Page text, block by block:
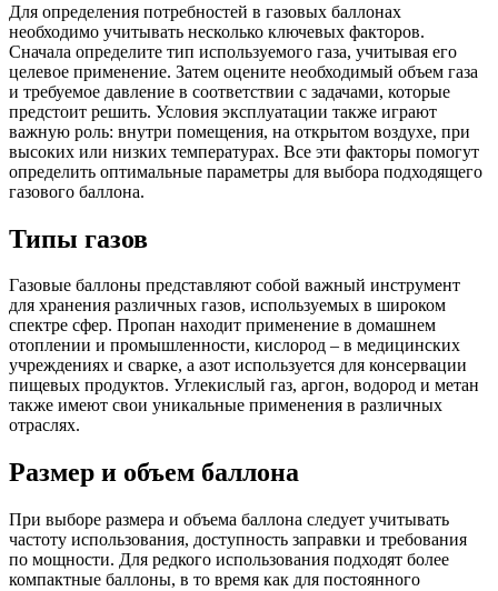
Для определения потребностей в газовых баллонах
необходимо учитывать несколько ключевых факторов.
Сначала определите тип используемого газа, учитывая его
целевое применение. Затем оцените необходимый объем газа
и требуемое давление в соответствии с задачами, которые
предстоит решить. Условия эксплуатации также играют
важную роль: внутри помещения, на открытом воздухе, при
высоких или низких температурах. Все эти факторы помогут
определить оптимальные параметры для выбора подходящего
газового баллона.
Типы газов
Газовые баллоны представляют собой важный инструмент
для хранения различных газов, используемых в широком
спектре сфер. Пропан находит применение в домашнем
отоплении и промышленности, кислород – в медицинских
учреждениях и сварке, а азот используется для консервации
пищевых продуктов. Углекислый газ, аргон, водород и метан
также имеют свои уникальные применения в различных
отраслях.
Размер и объем баллона
При выборе размера и объема баллона следует учитывать
частоту использования, доступность заправки и требования
по мощности. Для редкого использования подходят более
компактные баллоны, в то время как для постоянного